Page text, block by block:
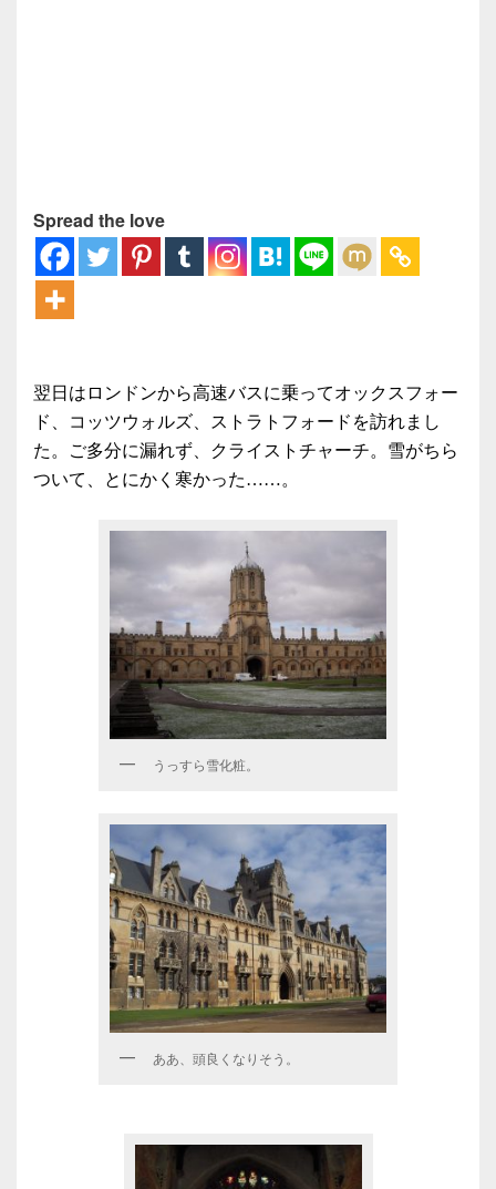
Spread the love
翌日はロンドンから高速バスに乗ってオックスフォー
ド、コッツウォルズ、ストラトフォードを訪れまし
た。ご多分に漏れず、クライストチャーチ。雪がちら
ついて、とにかく寒かった……。
うっすら雪化粧。
ああ、頭良くなりそう。